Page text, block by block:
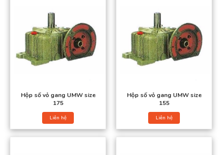
Hộp số vỏ gang UMW size
175
Liên hệ
Hộp số vỏ gang UMW size
155
Liên hệ